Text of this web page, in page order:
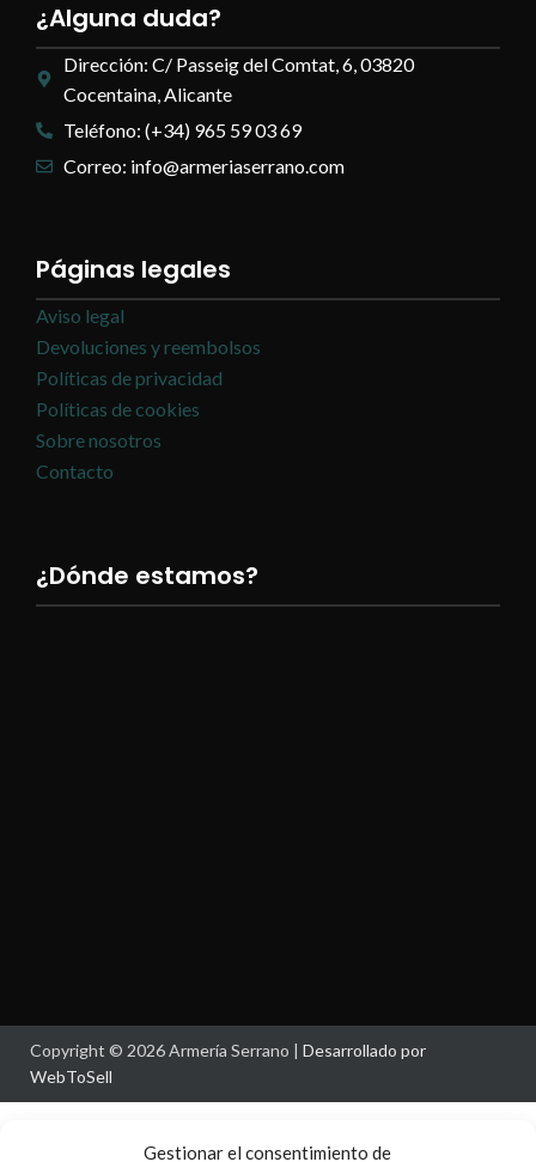
Gestionar el consentimiento de
¿Alguna duda?
Dirección: C/ Passeig del Comtat, 6, 03820
Cocentaina, Alicante
Teléfono: (+34) 965 59 03 69
Correo: info@armeriaserrano.com
Páginas legales
Aviso legal
Devoluciones y reembolsos
Políticas de privacidad
Políticas de cookies
Sobre nosotros
Contacto
¿Dónde estamos?
Copyright © 2026 Armería Serrano | Desarrollado por
WebToSell